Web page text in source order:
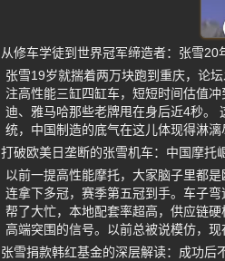
从修车学徒到世界冠军缔造者：张雪20
张雪19岁就揣着两万块跑到重庆，论
注高性能三缸四缸车，短短时间估值
迪、雅马哈那些老牌甩在身后近4秒。
统，中国制造的底气在这儿体现得淋
打破欧美日垄断的张雪机车：中国摩托
以前一提高性能摩托，大家脑子里都
连拿下多冠，赛季第五冠到手。车子
帮了大忙，本地配套率超高，供应链
高端突围的信号。以前总被说模仿，现
张雪捐款韩红基金的深层解读：成功后